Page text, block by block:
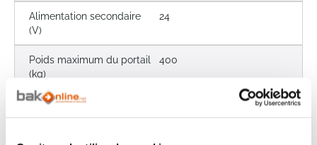
Alimentation secondaire
(V)
24
Poids maximum du portail
(kg)
400
Type de portail